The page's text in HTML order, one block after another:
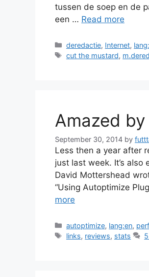
tussen de soep en de
een … Read more
Categories
deredactie, Internet,
Tags
cut the mustard,
Amazed
September 30, 2014 by
Less then a year after
just last week. It’s
David Mottershead
“Using Autoptimize
more
Categories
autoptimize, lang:en,
Tags
links, reviews, stats